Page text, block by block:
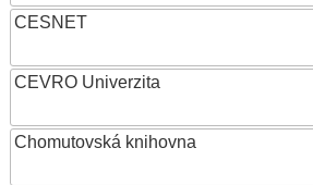
CESNET
CEVRO Univerzita
Chomutovská knihovna